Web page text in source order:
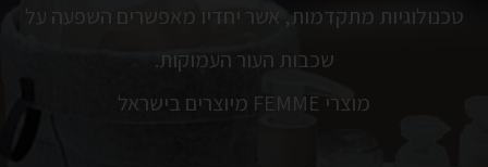
טכנולוגיות מתקדמות, אשר יחדיו מאפשרים השפעה על
שכבות העור העמוקות.
מוצרי FEMME מיוצרים בישראל